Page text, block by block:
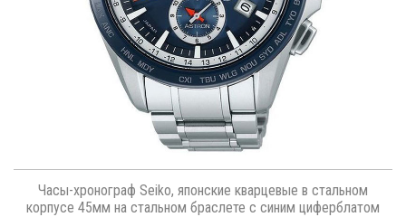
Часы-хронограф Seiko, японские кварцевые в стальном
корпусе 45мм на стальном браслете с синим циферблатом